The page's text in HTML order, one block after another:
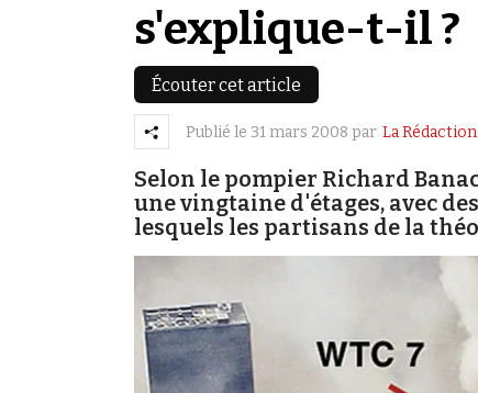
s'explique-t-il ?
Écouter cet article
Publié le 31 mars 2008 par La Rédaction
Selon le pompier Richard
une vingtaine d'étages, avec
lesquels les partisans de la